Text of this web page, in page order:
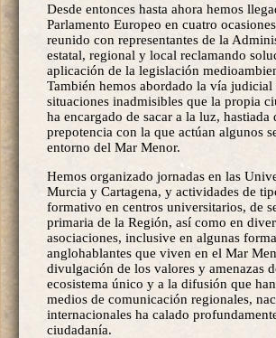
Desde entonces hasta ahora hemos
Parlamento Europeo en cuatro
reunido con representantes de la
estatal, regional y local reclamando
aplicación de la legislación
También hemos abordado la vía judicial
situaciones inadmisibles que la propia
ha encargado de sacar a la luz, hastiada
prepotencia con la que actúan algunos
entorno del Mar Menor.
Hemos organizado jornadas en las
Murcia y Cartagena, y actividades de
formativo en centros universitarios, de
primaria de la Región, así como en
asociaciones, inclusive en algunas
anglohablantes que viven en el Mar
divulgación de los valores y amenazas
ecosistema único y a la difusión que
medios de comunicación regionales,
internacionales ha calado
ciudadanía.